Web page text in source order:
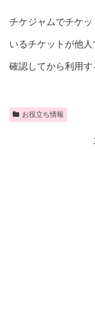
チケジャムでチケ
いるチケットが他
確認してから利用す
お役立ち情報